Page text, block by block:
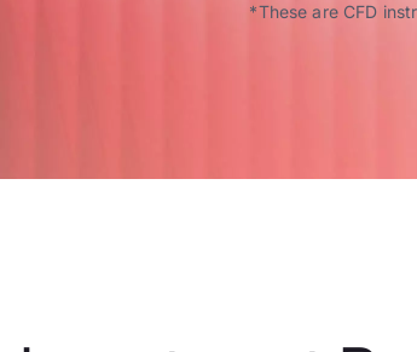
*These are CFD